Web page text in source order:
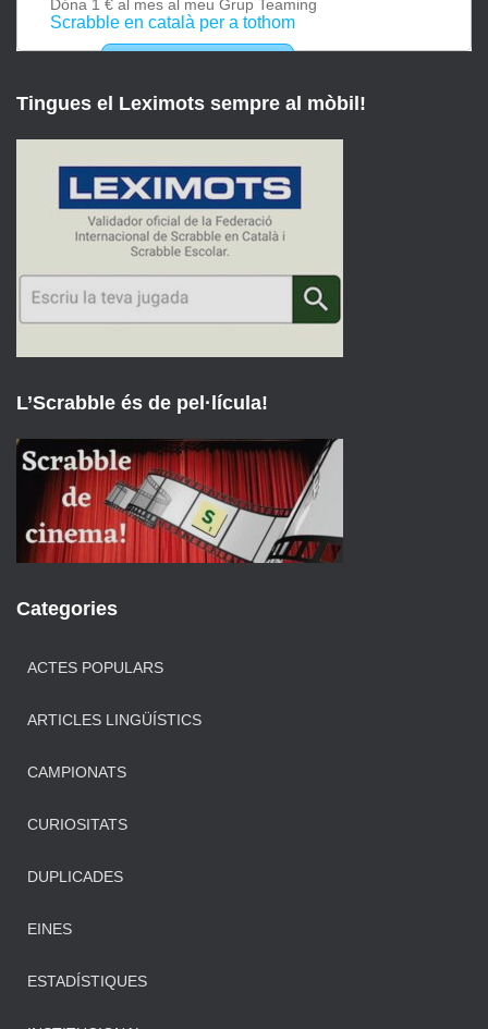
Tingues el Leximots sempre al mòbil!
L’Scrabble és de pel·lícula!
Categories
ACTES POPULARS
ARTICLES LINGÜÍSTICS
CAMPIONATS
CURIOSITATS
DUPLICADES
EINES
ESTADÍSTIQUES